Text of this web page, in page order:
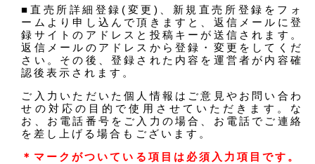
■直売所詳細登録(変更)、新規直売所登録をフォ
ームより申し込んで頂きますと、返信メールに登
録サイトのアドレスと投稿キーが送信されます。
返信メールのアドレスから登録・変更をしてくだ
さい。その後、登録された内容を運営者が内容確
認後表示されます。
ご入力いただいた個人情報はご意見やお問い合わ
せの対応の目的で使用させていただきます。な
お、お電話番号をご入力の場合、お電話でご連絡
を差し上げる場合もございます。
＊マークがついている項目は必須入力項目です。